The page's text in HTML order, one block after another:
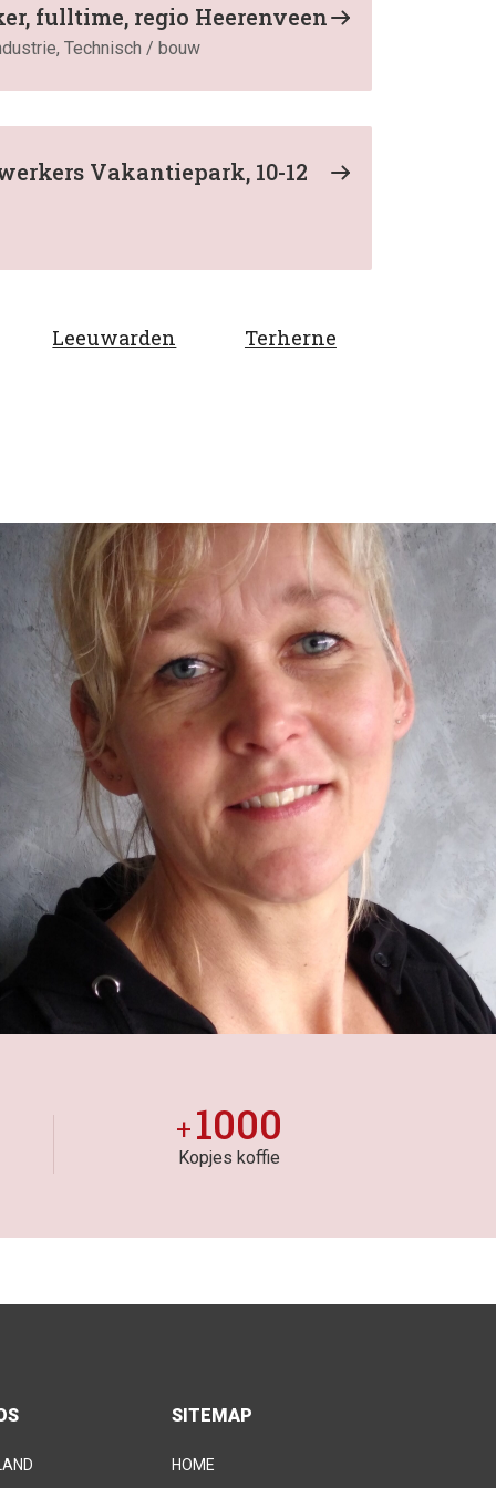
fulltime, regio Heerenveen
Technisch / bouw
Vakantiepark, 10-12
Leeuwarden Terherne
+ 1000
Kopjes koffie
SITEMAP
HOME